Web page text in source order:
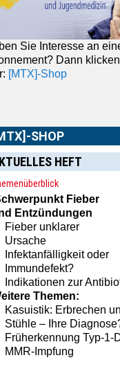
[MTX]-Shopfinden Sie
unserem
oder
HEFT
Fieber
Entzündungen
Fieber unklarer
Ursache
Infektanfälligkeit oder
Immundefekt?
Indikationen zur
Themen:
Kasuistik: Erbrechen
Stühle – Ihre
Früherkennung Typ-1-
MMR-Impfung